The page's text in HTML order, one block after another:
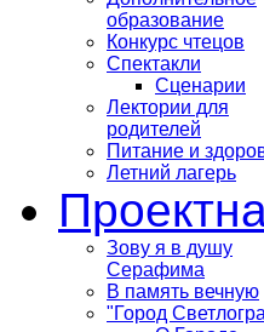
образование
Конкурс чтецов
Спектакли
Сценарии
Лектории для
родителей
Питание и
Летний лагерь
Зову я в душу
Серафима
В память вечную
"Город